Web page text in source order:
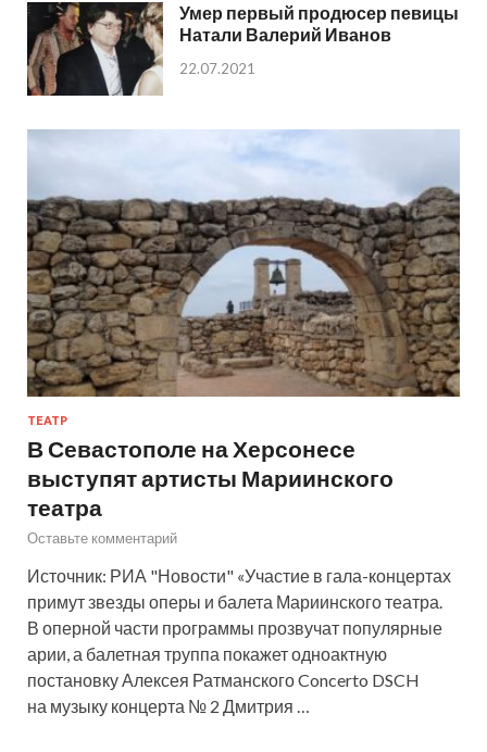
Умер первый продюсер певицы
Натали Валерий Иванов
22.07.2021
ТЕАТР
В Севастополе на Херсонесе
выступят артисты Мариинского
театра
Оставьте комментарий
Источник: РИА "Новости" «Участие в гала-концертах
примут звезды оперы и балета Мариинского театра.
В оперной части программы прозвучат популярные
арии, а балетная труппа покажет одноактную
постановку Алексея Ратманского Concerto DSCH
на музыку концерта № 2 Дмитрия …